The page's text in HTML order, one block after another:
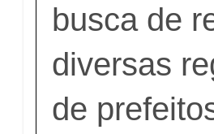
busca de
diversas
de